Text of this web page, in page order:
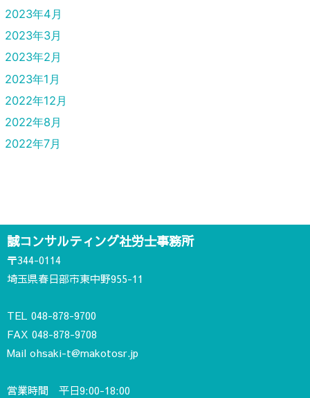
2023年4月
2023年3月
2023年2月
2023年1月
2022年12月
2022年8月
2022年7月
誠コンサルティング社労士事務所
〒344-0114
埼玉県春日部市東中野955-11
TEL 048-878-9700
FAX 048-878-9708
Mail ohsaki-t@makotosr.jp
営業時間 平日9:00-18:00